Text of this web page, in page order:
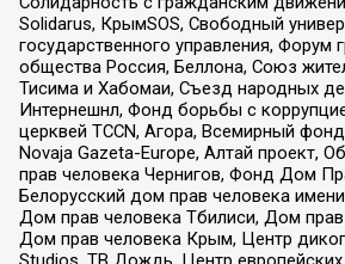
Solidarus, КрымSOS, Свободный
государственного управления, Форум
общества Россия, Беллона, Союз
Тисима и Хабомаи, Съезд народных
Интернешнл, Фонд борьбы с
церквей TCCN, Агора, Всемирный
Novaja Gazeta-Europe, Алтай проект,
прав человека Чернигов, Фонд Дом
Белорусский дом прав человека
Дом прав человека Тбилиси, Дом прав
Дом прав человека Крым, Центр